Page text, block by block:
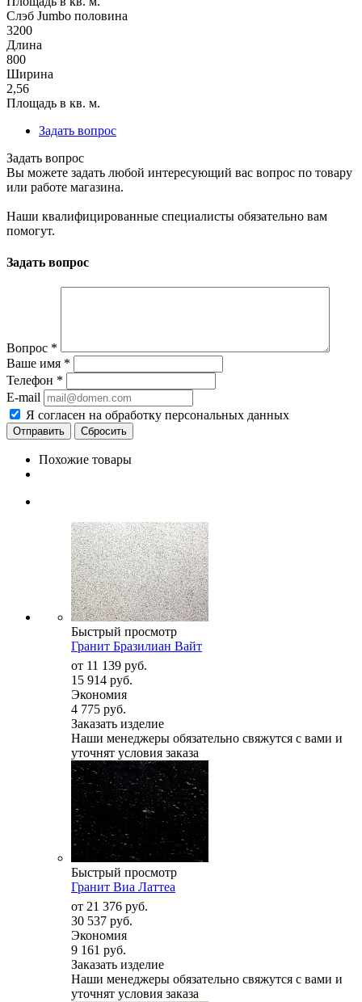
Слэб Jumbo половина
3200
Длина
800
Ширина
2,56
Площадь в кв. м.
Задать вопрос
Задать вопрос
Вы можете задать любой интересующий вас вопрос по товару
или работе магазина.
Наши квалифицированные специалисты обязательно вам
помогут.
Задать вопрос
Вопрос *
Ваше имя *
Телефон *
E-mail
Я согласен на обработку персональных данных
Сбросить
Похожие товары
Быстрый просмотр
Гранит Бразилиан Вайт
от 11 139 руб.
15 914 руб.
Экономия
4 775 руб.
Заказать изделие
Наши менеджеры обязательно свяжутся с вами и
уточнят условия заказа
Быстрый просмотр
Гранит Виа Латтеа
от 21 376 руб.
30 537 руб.
Экономия
9 161 руб.
Заказать изделие
Наши менеджеры обязательно свяжутся с вами и
уточнят условия заказа